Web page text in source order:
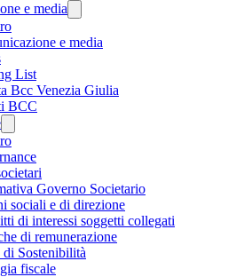
e media
e media
List
Bcc Venezia Giulia
BCC
Governo Societario
sociali e di direzione
di interessi soggetti collegati
di remunerazione
di Sostenibilità
fiscale